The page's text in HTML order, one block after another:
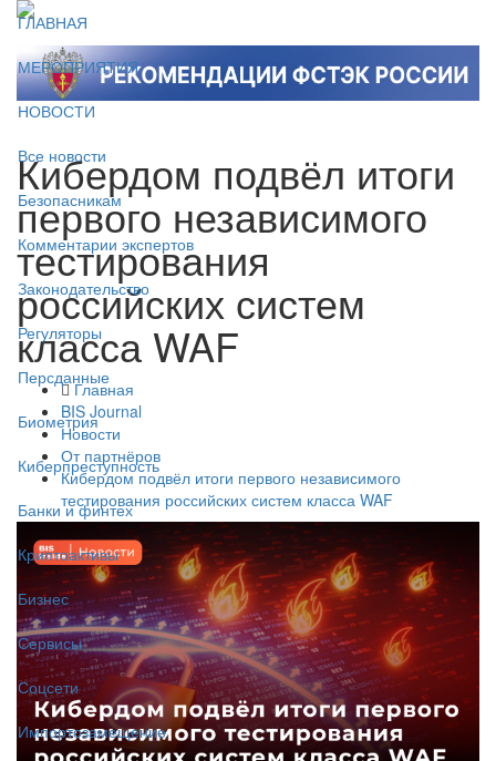
ГЛАВНАЯ
МЕРОПРИЯТИЯ
НОВОСТИ
Все новости
Безопасникам
Комментарии экспертов
Законодательство
Регуляторы
Персданные
Биометрия
Киберпреступность
Банки и финтех
Криптоактивы
Бизнес
Сервисы
Соцсети
Импортозамещение
Кибердом подвёл итоги
первого независимого
тестирования
российских систем
класса WAF
Главная
BIS Journal
Новости
От партнёров
Кибердом подвёл итоги первого независимого
тестирования российских систем класса WAF